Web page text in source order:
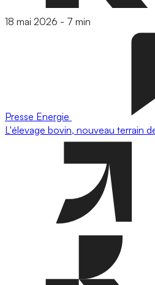
18 mai 2026 - 7 min
Presse Energie
L'élevage bovin, nouveau terrain